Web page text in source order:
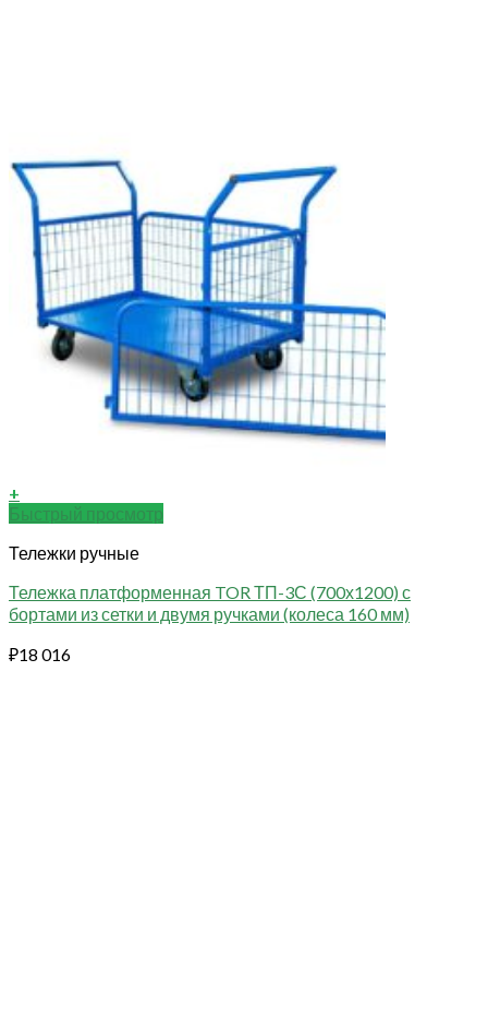
+
Быстрый просмотр
Тележки ручные
Тележка платформенная TOR ТП-3С (700х1200) с
бортами из сетки и двумя ручками (колеса 160 мм)
₽18 016